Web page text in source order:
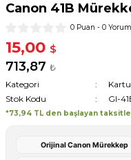
Canon 41B
0 Puan - 0 Yorum
15,00 $
713,87 ₺
Kategori
Stok Kodu
GI-
*73,94 TL den başlayan
Orijinal Canon Mürekkep